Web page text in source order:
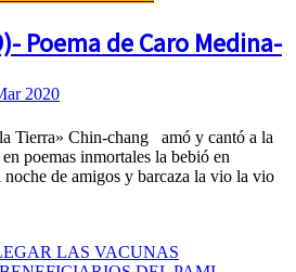
Poema de Caro Medina-
2020
Tierra» Chin-chang amó y cantó a la
poemas inmortales la bebió en
noche de amigos y barcaza la vio la vio